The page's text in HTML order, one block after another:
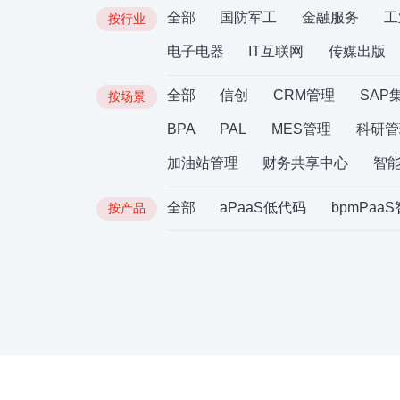
按行业 全部 国防军工 金融服务
电子电器 IT互联网 传媒出版
按场景 全部 信创 CRM管理 SAP
BPA PAL MES管理 科研
加油站管理 财务共享中心 智
按产品 全部 aPaaS低代码 bpmPaaS